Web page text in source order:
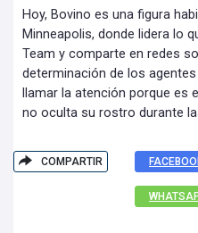
Hoy, Bovino es una figura
Minneapolis, donde lidera lo
Team y comparte en redes
determinación de los
llamar la atención porque es
no oculta su rostro durante
COMPARTIR